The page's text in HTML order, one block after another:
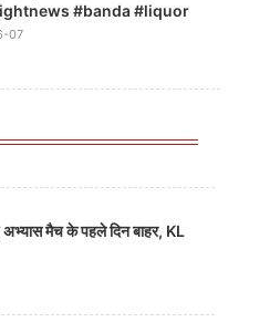
#banda #liquor
07
मैच के पहले दिन बाहर, KL